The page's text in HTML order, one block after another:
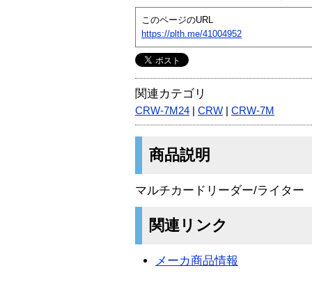
このページのURL
https://plth.me/41004952
関連カテゴリ
CRW-7M24 CRW CRW-7M
商品説明
マルチカードリーダー/ライター
関連リンク
メーカ商品情報